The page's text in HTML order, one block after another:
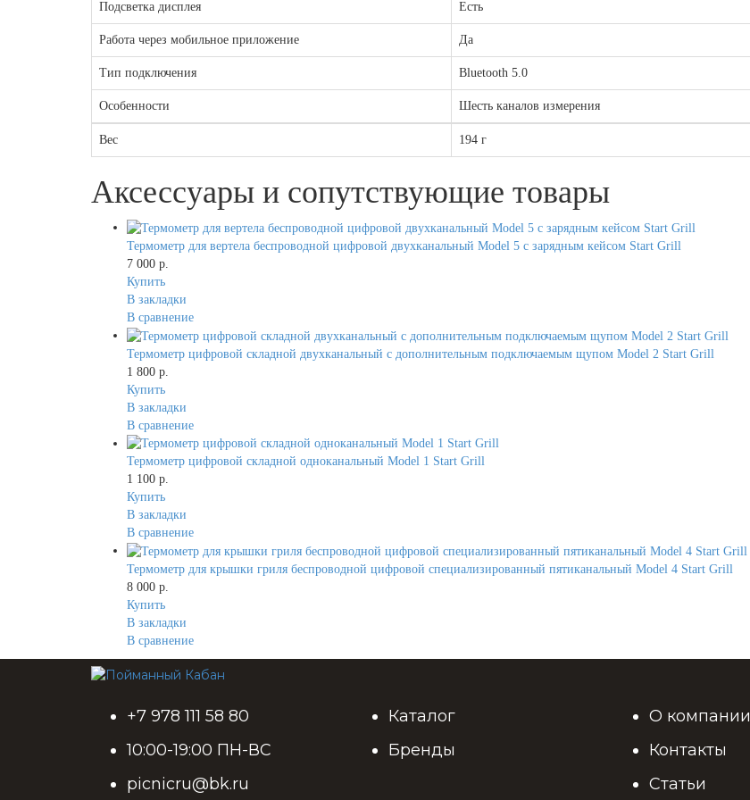
Подсветка дисплея Есть
Работа через мобильное приложение Да
Тип подключения Bluetooth 5.0
Особенности Шесть каналов измерения
Вес 194 г
Аксессуары и сопутствующие товары
Термометр для вертела беспроводной цифровой двухканальный Model 5 с зарядным кейсом Start Grill
7 000 р.
Купить
В закладки
В сравнение
Термометр цифровой складной двухканальный с дополнительным подключаемым щупом Model 2 Start Grill
1 800 р.
Купить
В закладки
В сравнение
Термометр цифровой складной одноканальный Model 1 Start Grill
1 100 р.
Купить
В закладки
В сравнение
Термометр для крышки гриля беспроводной цифровой специализированный пятиканальный Model 4 Start Grill
8 000 р.
Купить
В закладки
В сравнение
+7 978 111 58 80
10:00-19:00 ПН-ВС
picnicru@bk.ru
О компании
Контакты
Статьи
Каталог
Бренды